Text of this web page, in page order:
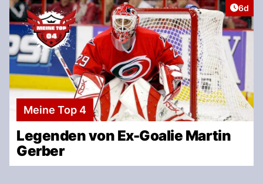
6d
Meine Top 4
Legenden von Ex-Goalie Martin
Gerber